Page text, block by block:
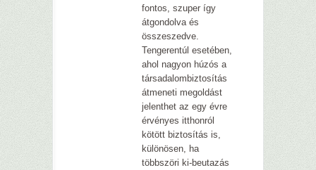
fontos, szuper így
átgondolva és
összeszedve.
Tengerentúl esetében,
ahol nagyon húzós a
társadalombiztosítás
átmeneti megoldást
jelenthet az egy évre
érvényes itthonról
kötött biztosítás is,
különösen, ha
többszöri ki-beutazás